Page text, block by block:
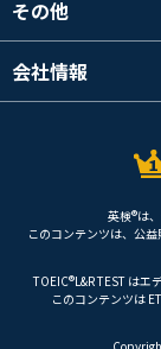
その他
会社情報
英検®は
このコンテンツは、公
TOEIC®L&R TEST はエ
このコンテンツは